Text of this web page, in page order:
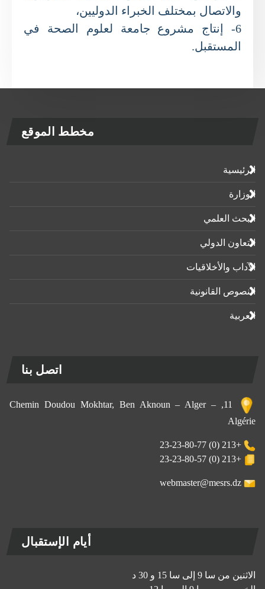
والاتصال بمختلف الخبراء الدوليين،
6- إنتاج مشروع جامعة لعلوم الصحة في
المستقبل.
مخطط الموقع
الرئيسية
الوزارة
البحث العلمي
التعاون الدولي
الآداب واﻷخلاقيات
النصوص القانونية
العربية
اتصل بنا
11, Chemin Doudou Mokhtar, Ben Aknoun – Alger –
Algérie
+213 (0) 23-23-80-77
+213 (0) 23-23-80-57
webmaster@mesrs.dz
أيام الإستقبال
الاثنين من سا 9 إلى سا 15 و 30 د